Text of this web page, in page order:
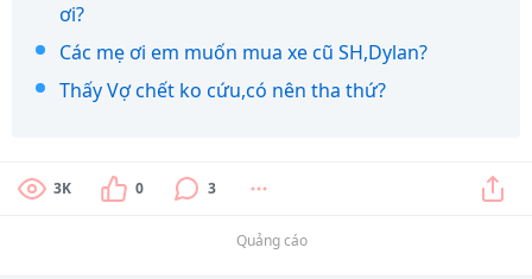
ơi?
Các mẹ ơi em muốn mua xe cũ SH,Dylan?
Thấy Vợ chết ko cứu,có nên tha thứ?
3K 0 3
Quảng cáo